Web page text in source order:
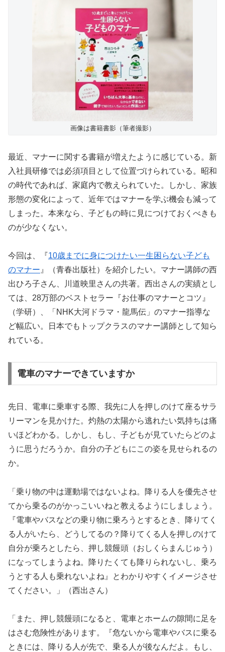
画像は書籍書影（筆者撮影）
最近、マナーに関する書籍が増えたように感じている。新
入社員研修では必須項目として位置づけられている。昭和
の時代であれば、家庭内で教えられていた。しかし、家族
形態の変化によって、近年ではマナーを学ぶ機会も減って
しまった。本来なら、子どもの時に見につけておくべきも
のが少なくない。
今回は、『10歳までに身につけたい一生困らない子ども
のマナー 』（青春出版社）を紹介したい。マナー講師の西
出ひろ子さん、川道映里さんの共著。西出さんの実績とし
ては、28万部のベストセラー『お仕事のマナーとコツ』
（学研）、「NHK大河ドラマ・龍馬伝」のマナー指導な
ど幅広い。日本でもトップクラスのマナー講師として知ら
れている。
電車のマナーできていますか
先日、電車に乗車する際、我先に人を押しのけて座るサラ
リーマンを見かけた。灼熱の太陽から逃れたい気持ちは痛
いほどわかる。しかし、もし、子どもが見ていたらどのよ
うに思うだろうか。自分の子どもにこの姿を見せられるの
か。
「乗り物の中は運動場ではないよね。降りる人を優先させ
てから乗るのがかっこいいねと教えるようにしましょう。
『電車やバスなどの乗り物に乗ろうとするとき、降りてく
る人がいたら、どうしてるの？降りてくる人を押しのけて
自分が乗ろとしたら、押し競饅頭（おしくらまんじゅう）
になってしまうよね。降りたくても降りられないし、乗ろ
うとする人も乗れないよね』とわかりやすくイメージさせ
てください。」（西出さん）
「また、押し競饅頭になると、電車とホームの隙間に足を
はさむ危険性があります。『危ないから電車やバスに乗る
ときには、降りる人が先で、乗る人が後なんだよ。もし、